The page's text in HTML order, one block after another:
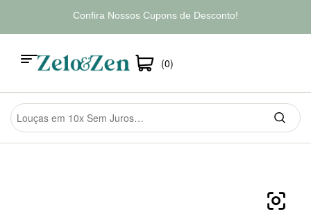
Confira Nossos Cupons de Desconto!
(0)